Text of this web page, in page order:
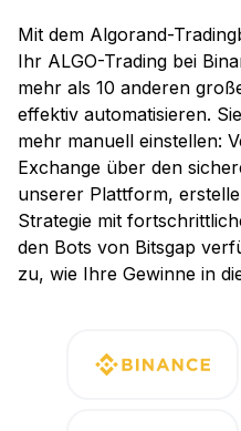
Mit dem Algorand-
Ihr ALGO-Trading bei
mehr als 10 anderen
effektiv automatisieren.
mehr manuell einstellen:
Exchange über den
unserer Plattform,
Strategie mit
den Bots von Bitsgap
zu, wie Ihre Gewinne in